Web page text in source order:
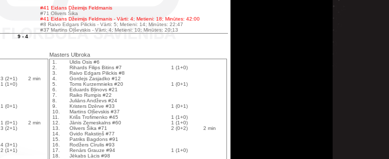
#41 Eidans Džeimijs Feldmanis
#71 Olivers Šika
#41 Eidans Džeimijs Feldmanis - Vārti: 4; Metieni: 18; Minūtes: 42:00
#8 Raivo Edgars Pilickis - Vārti: 5; Metieni: 14; Minūtes: 22:47
#37 Martins Oļševskis - Vārti: 4; Metieni: 10; Minūtes: 20:13
9 - 4
Masters Ulbroka
3 (2+1)
2 min
1 (1+0)
1 (0+1)
1 (0+1)
2 min
3 (2+1)
4 (3+1)
2 (1+1)
1.
Uldis Osis #6
2.
Rihards Filips Bitins #7
1 (1+0)
3.
Raivo Edgars Pilickis #8
4.
Gordejs Zasjadko #12
5.
Toms Kurzemnieks #20
1 (0+1)
6.
Eduards Bļinovs #21
7.
Raiko Rumpis #22
8.
Juliāns Andževs #24
9.
Kristers Dzērve #33
1 (0+1)
10.
Martins Oļševskis #37
11.
Krišs Trofimenko #45
1 (1+0)
12.
Jānis Zemeskalns #60
1 (1+0)
13.
Olivers Šika #71 2 (0+2)
2 min
14.
Gvido Rakstiņš #77
15.
Patriks Bagdons #91
16.
Rodžers Cīrulis #93
17.
Renārs Grauze #94
1 (1+0)
18.
Jēkabs Lācis #98